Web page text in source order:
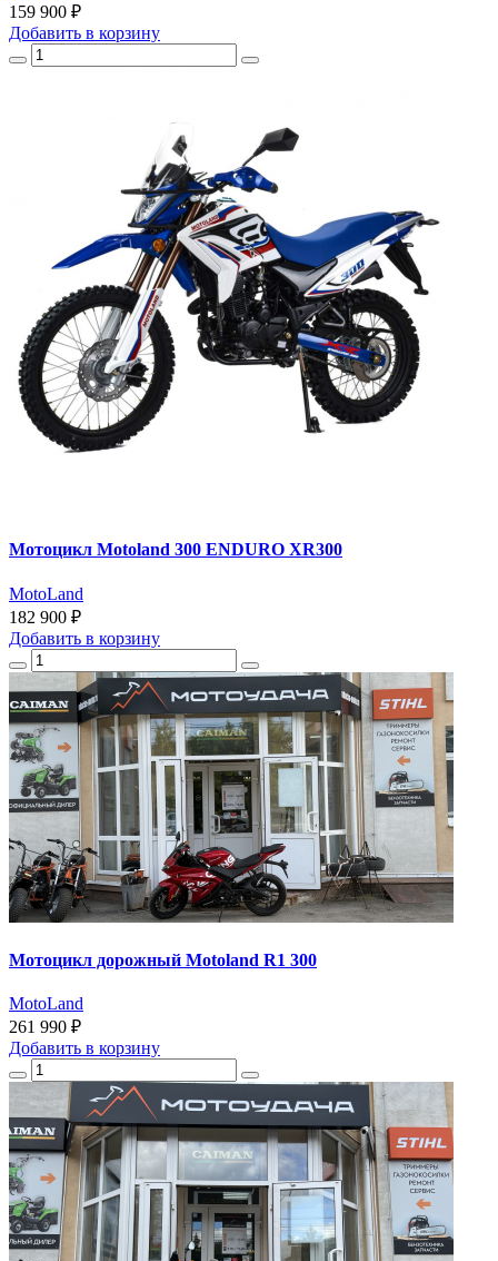
159 900 ₽
Добавить в корзину
Мотоцикл Motoland 300 ENDURO XR300
MotoLand
182 900 ₽
Добавить в корзину
Мотоцикл дорожный Motoland R1 300
MotoLand
261 990 ₽
Добавить в корзину